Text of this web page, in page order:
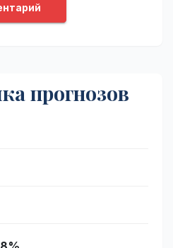
прогнозов